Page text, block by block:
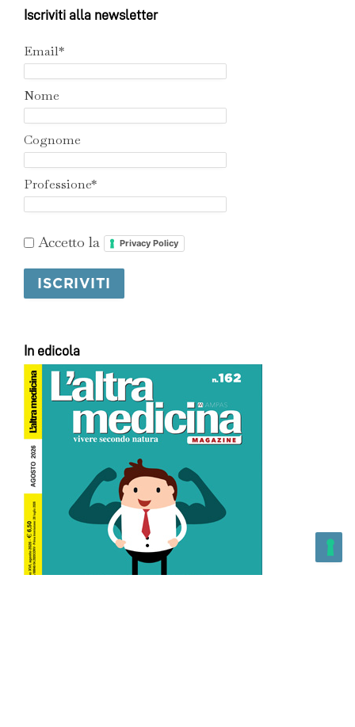
Iscriviti alla newsletter
Email*
Nome
Cognome
Professione*
Accetto la Privacy Policy
In edicola